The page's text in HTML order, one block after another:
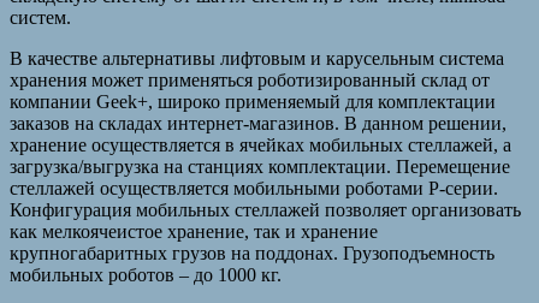
систем.
В качестве альтернативы лифтовым и карусельным система
хранения может применяться роботизированный склад от
компании Geek+, широко применяемый для комплектации
заказов на складах интернет-магазинов. В данном решении,
хранение осуществляется в ячейках мобильных стеллажей, а
загрузка/выгрузка на станциях комплектации. Перемещение
стеллажей осуществляется мобильными роботами Р-серии.
Конфигурация мобильных стеллажей позволяет организовать
как мелкоячеистое хранение, так и хранение
крупногабаритных грузов на поддонах. Грузоподъемность
мобильных роботов – до 1000 кг.